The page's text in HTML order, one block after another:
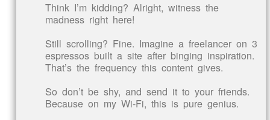
Think I’m kidding? Alright, witness the
madness right here!
Still scrolling? Fine. Imagine a freelancer on 3
espressos built a site after binging inspiration.
That’s the frequency this content gives.
So don’t be shy, and send it to your friends.
Because on my Wi-Fi, this is pure genius.